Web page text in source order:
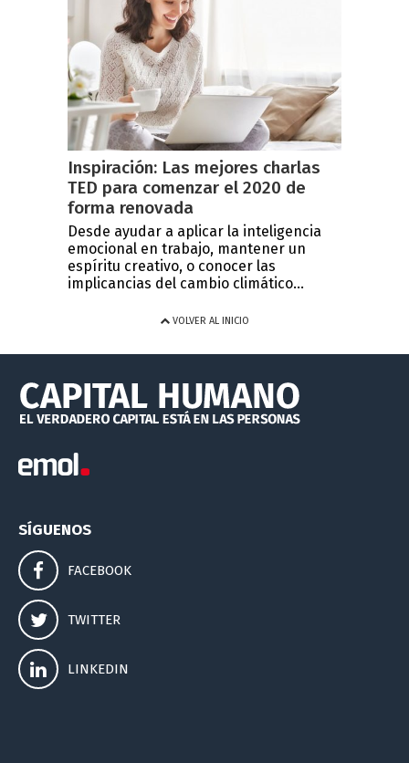
Inspiración: Las mejores charlas
TED para comenzar el 2020 de
forma renovada
Desde ayudar a aplicar la inteligencia
emocional en trabajo, mantener un
espíritu creativo, o conocer las
implicancias del cambio climático...
VOLVER AL INICIO
SÍGUENOS
FACEBOOK
TWITTER
LINKEDIN